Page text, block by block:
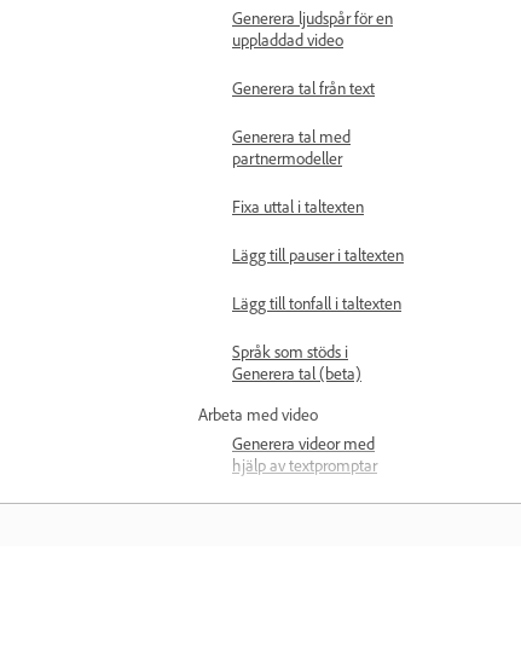
Generera ljudspår för en
uppladdad video
Generera tal från text
Generera tal med
partnermodeller
Fixa uttal i taltexten
Lägg till pauser i taltexten
Lägg till tonfall i taltexten
Språk som stöds i
Generera tal (beta)
Arbeta med video
Generera videor med
hjälp av textpromptar